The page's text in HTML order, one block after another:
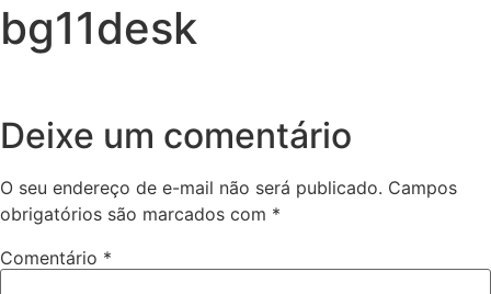
bg11desk
Deixe um comentário
O seu endereço de e-mail não será publicado. Campos
obrigatórios são marcados com *
Comentário *